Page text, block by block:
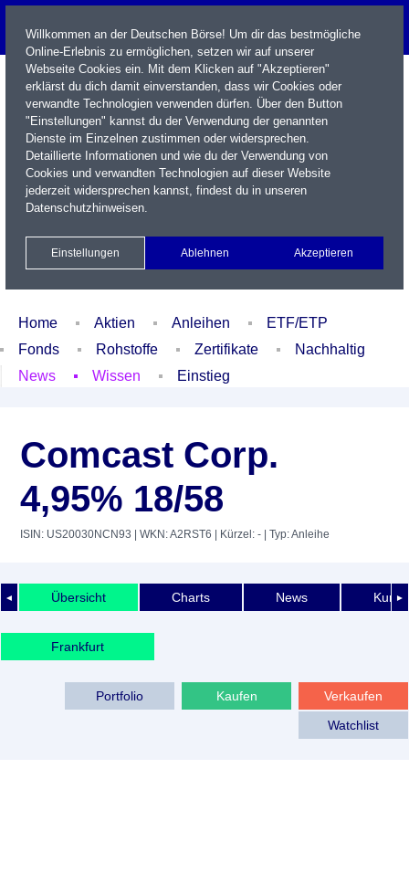
Name / WKN / ISIN / Kürzel
Xetra Realtime
Watchlist Portfolio Login
Home Aktien Anleihen
ETF/ETP
Fonds
Rohstoffe Zertifikate
Nachhaltig
News
Wissen Einstieg
Comcast Corp.
4,95% 18/58
ISIN: US20030NCN93 | WKN: A2RST6 | Kürzel: - | Typ: Anleihe
◄ ►
Übersicht Charts News
Frankfurt
Verkaufen
Kaufen
Portfolio
Watchlist
Willkommen an der Deutschen Börse! Um dir das bestmögliche
Online-Erlebnis zu ermöglichen, setzen wir auf unserer
Webseite Cookies ein. Mit dem Klicken auf "Akzeptieren"
erklärst du dich damit einverstanden, dass wir Cookies oder
verwandte Technologien verwenden dürfen. Über den Button
"Einstellungen" kannst du der Verwendung der genannten
Dienste im Einzelnen zustimmen oder widersprechen.
Detaillierte Informationen und wie du der Verwendung von
Cookies und verwandten Technologien auf dieser Website
jederzeit widersprechen kannst, findest du in unseren
Datenschutzhinweisen.
Einstellungen Ablehnen Akzeptieren